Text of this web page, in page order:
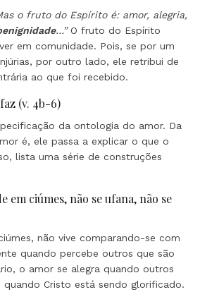
o fruto do Espírito é: amor, alegria,
…”O fruto do Espírito
em comunidade. Pois, se por um
por outro lado, ele retribui de
ao que foi recebido.
(v. 4b-6)
da ontologia do amor. Da
é, ele passa a explicar o que o
lista uma série de construções
ciúmes, não se ufana, não se
não vive comparando-se com
quando percebe outros que são
o amor se alegra quando outros
quando Cristo está sendo glorificado.